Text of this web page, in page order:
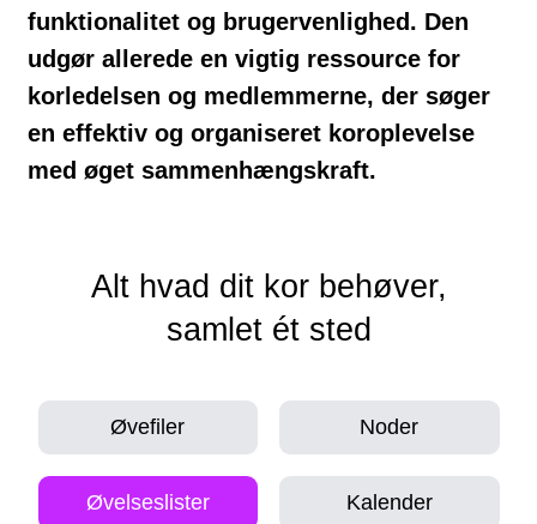
funktionalitet og brugervenlighed. Den
udgør allerede en vigtig ressource for
korledelsen og medlemmerne, der søger
en effektiv og organiseret koroplevelse
med øget sammenhængskraft.
Alt hvad dit kor behøver,
samlet ét sted
Øvefiler Noder
Øvelseslister Kalender